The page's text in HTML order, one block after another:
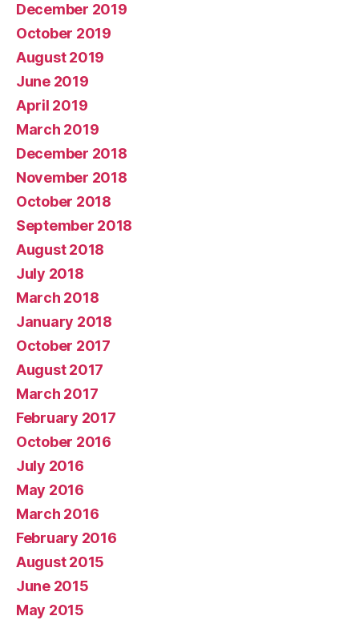
December 2019
October 2019
August 2019
June 2019
April 2019
March 2019
December 2018
November 2018
October 2018
September 2018
August 2018
July 2018
March 2018
January 2018
October 2017
August 2017
March 2017
February 2017
October 2016
July 2016
May 2016
March 2016
February 2016
August 2015
June 2015
May 2015